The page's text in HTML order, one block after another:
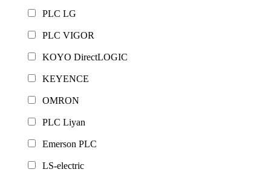
PLC LG
PLC VIGOR
KOYO DirectLOGIC
KEYENCE
OMRON
PLC Liyan
Emerson PLC
LS-electric